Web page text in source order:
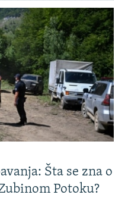
Šta se zna o
Potoku?